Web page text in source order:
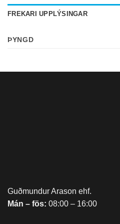
FREKARI UPPLÝSINGAR
ÞYNGD
Guðmundur Arason ehf.
Mán – fös: 08:00 – 16:00